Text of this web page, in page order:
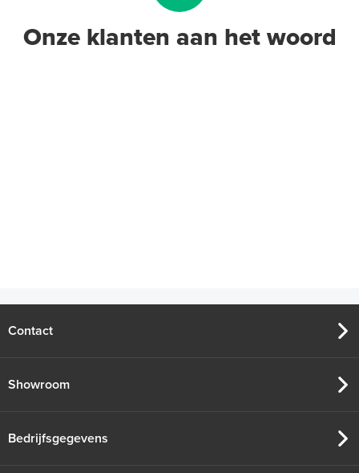
Onze klanten aan het woord
Contact
Showroom
Bedrijfsgegevens